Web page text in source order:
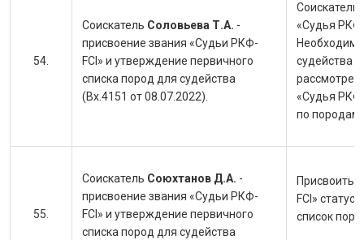
Соискатель Соловьева Т.А. -
присвоение звания «Судьи РКФ-
FCI» и утверждение первичного
списка пород для судейства
(Вх.4151 от 08.07.2022).
Соискателю
«Судья
судейства
«Судья
по породам
Соискатель Союхтанов Д.А. -
присвоение звания «Судьи РКФ-
FCI» и утверждение первичного
списка пород для судейства
Присвоить
FCI»
список